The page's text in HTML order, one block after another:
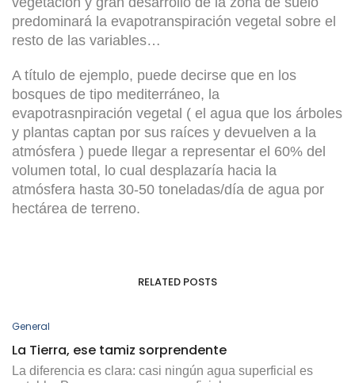
predominará la evapotranspiración vegetal sobre el
resto de las variables…
A título de ejemplo, puede decirse que en los
bosques de tipo mediterráneo, la
evapotrasnpiración vegetal ( el agua que los árboles
y plantas captan por sus raíces y devuelven a la
atmósfera ) puede llegar a representar el 60% del
volumen total, lo cual desplazaría hacia la
atmósfera hasta 30-50 toneladas/día de agua por
hectárea de terreno.
RELATED POSTS
General
La Tierra, ese tamiz sorprendente
La diferencia es clara: casi ningún agua superficial es